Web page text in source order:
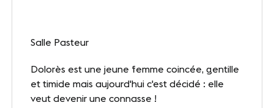
Le Club
Nos Partenaires et Labels
Notre démarche RSE
Salle Pasteur
Dolorès est une jeune femme coincée, gentille
et timide mais aujourd'hui c'est décidé : elle
veut devenir une connasse !